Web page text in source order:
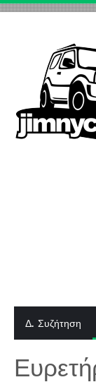
Δ. Συζήτηση